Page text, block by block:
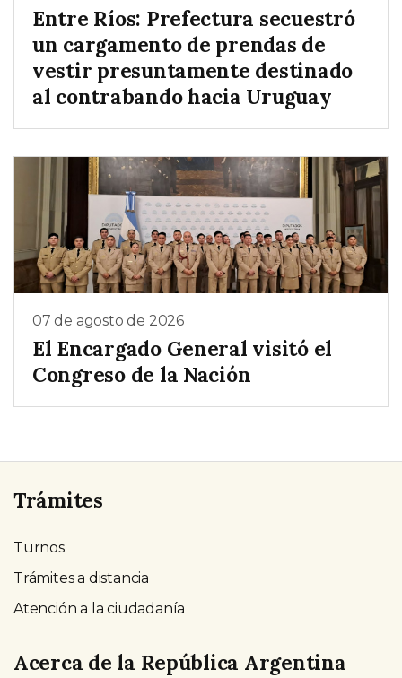
Entre Ríos: Prefectura secuestró
un cargamento de prendas de
vestir presuntamente destinado
al contrabando hacia Uruguay
07 de agosto de 2026
El Encargado General visitó el
Congreso de la Nación
Trámites
Turnos
Trámites a distancia
Atención a la ciudadanía
Acerca de la República Argentina